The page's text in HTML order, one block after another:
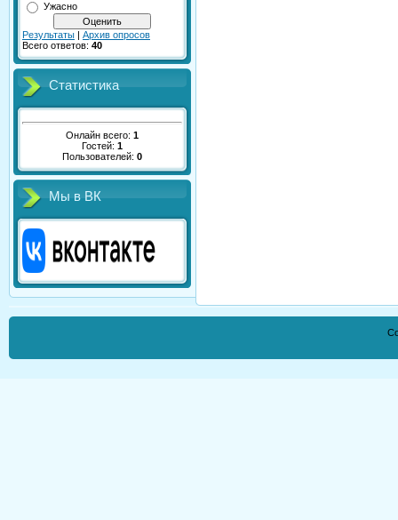
Ужасно
Результаты | Архив опросов
Всего ответов: 40
Статистика
Онлайн всего: 1
Гостей: 1
Пользователей: 0
Мы в ВК